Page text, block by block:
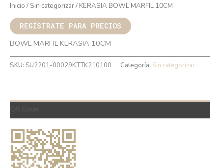
Inicio / Sin categorizar/ KERASIA BOWL MARFIL 10CM
REGÍSTRATE PARA PRECIOS
BOWL MARFIL KERASIA 10CM
SKU: SU2201-00029KTTK210100 Categoría: Sin categorizar